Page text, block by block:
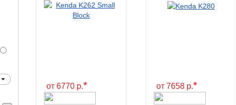
от 6770 р.* от 7658 р.*